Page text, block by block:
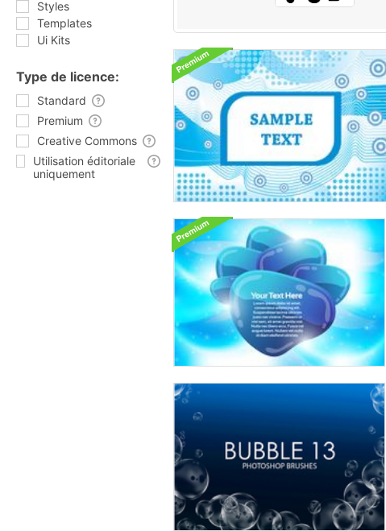
Styles
Templates
Ui Kits
Type de licence:
Standard
Premium
Creative Commons
Utilisation éditoriale
uniquement